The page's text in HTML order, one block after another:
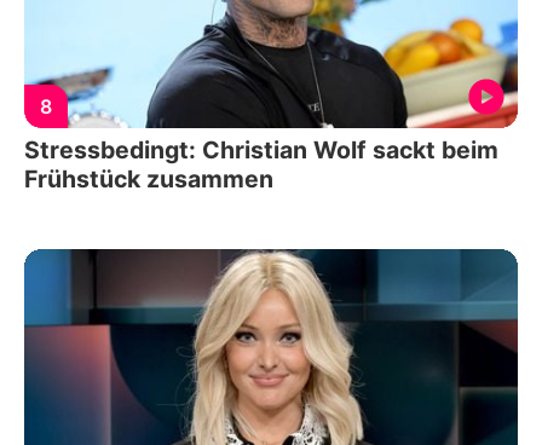
8
Stressbedingt: Christian Wolf sackt beim
Frühstück zusammen